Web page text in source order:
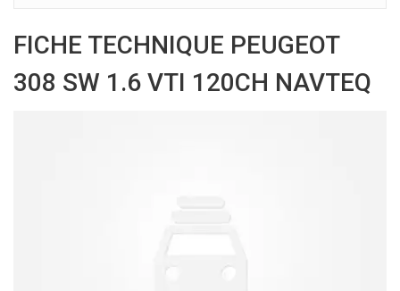
FICHE TECHNIQUE PEUGEOT
308 SW 1.6 VTI 120CH NAVTEQ